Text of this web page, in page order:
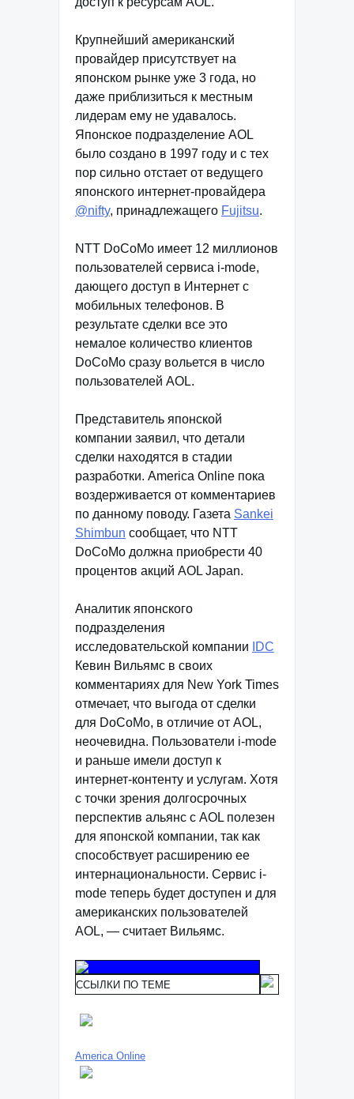
Крупнейший американский
провайдер присутствует на
японском рынке уже 3 года, но
даже приблизиться к местным
лидерам ему не удавалось.
Японское подразделение AOL
было создано в 1997 году и с тех
пор сильно отстает от ведущего
японского интернет-провайдера
@nifty, принадлежащего Fujitsu.
NTT DoCoMo имеет 12 миллионов
пользователей сервиса i-mode,
дающего доступ в Интернет с
мобильных телефонов. В
результате сделки все это
немалое количество клиентов
DoCoMo сразу вольется в число
пользователей AOL.
Представитель японской
компании заявил, что детали
сделки находятся в стадии
разработки. America Online пока
воздерживается от комментариев
по данному поводу. Газета Sankei
Shimbun сообщает, что NTT
DoCoMo должна приобрести 40
процентов акций AOL Japan.
Аналитик японского
подразделения
исследовательской компании
IDC
Кевин Вильямс в своих
комментариях для New York Times
отмечает, что выгода от сделки
для DoCoMo, в отличие от AOL,
неочевидна. Пользователи i-mode
и раньше имели доступ к
интернет-контенту и услугам. Хотя
с точки зрения долгосрочных
перспектив альянс с AOL полезен
для японской компании, так как
способствует расширению ее
интернациональности. Сервис i-
mode теперь будет доступен и для
американских пользователей
AOL, — считает Вильямс.
ССЫЛКИ ПО ТЕМЕ
America Online